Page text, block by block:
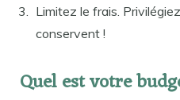
Limitez le frais.
conservent !
Quel est votre